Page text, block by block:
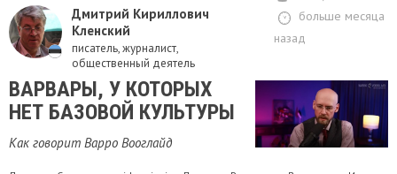
Дмитрий Кириллович
Кленский
писатель, журналист,
общественный деятель
больше месяца
назад
ВАРВАРЫ, У КОТОРЫХ
НЕТ БАЗОВОЙ КУЛЬТУРЫ
Как говорит Варро Вооглайд